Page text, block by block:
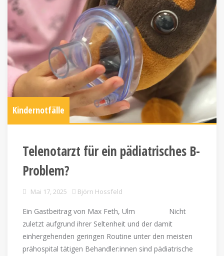
Kindernotfälle
Telenotarzt für ein pädiatrisches B-
Problem?
Mai 17, 2025 Björn Hossfeld
Ein Gastbeitrag von Max Feth, Ulm Nicht
zuletzt aufgrund ihrer Seltenheit und der damit
einhergehenden geringen Routine unter den meisten
prähospital tätigen Behandler:innen sind pädiatrische